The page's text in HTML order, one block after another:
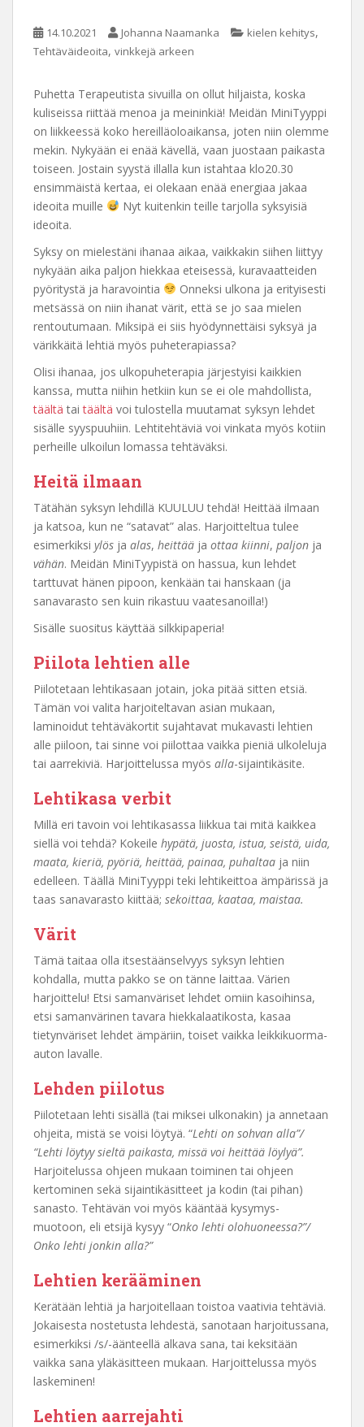
14.10.2021 Johanna Naamanka kielen kehitys,
Tehtäväideoita, vinkkejä arkeen
Puhetta Terapeutista sivuilla on ollut hiljaista, koska
kuliseissa riittää menoa ja meininkiä! Meidän MiniTyyppi
on liikkeessä koko hereilläoloaikansa, joten niin olemme
mekin. Nykyään ei enää kävellä, vaan juostaan paikasta
toiseen. Jostain syystä illalla kun istahtaa klo20.30
ensimmäistä kertaa, ei olekaan enää energiaa jakaa
ideoita muille
Nyt kuitenkin teille tarjolla syksyisiä
ideoita.
Syksy on mielestäni ihanaa aikaa, vaikkakin siihen liittyy
nykyään aika paljon hiekkaa eteisessä, kuravaatteiden
pyöritystä ja haravointia
Onneksi ulkona ja erityisesti
metsässä on niin ihanat värit, että se jo saa mielen
rentoutumaan. Miksipä ei siis hyödynnettäisi syksyä ja
värikkäitä lehtiä myös puheterapiassa?
Olisi ihanaa, jos ulkopuheterapia järjestyisi kaikkien
kanssa, mutta niihin hetkiin kun se ei ole mahdollista,
täältä taitäältä voi tulostella muutamat syksyn lehdet
sisälle syyspuuhiin. Lehtitehtäviä voi vinkata myös kotiin
perheille ulkoilun lomassa tehtäväksi.
Heitä ilmaan
Tätähän syksyn lehdillä KUULUU tehdä! Heittää ilmaan
ja katsoa, kun ne “satavat” alas. Harjoitteltua tulee
esimerkiksi ylös ja alas, heittää ja ottaa kiinni, paljon ja
vähän. Meidän MiniTyypistä on hassua, kun lehdet
tarttuvat hänen pipoon, kenkään tai hanskaan (ja
sanavarasto sen kuin rikastuu vaatesanoilla!)
Sisälle suositus käyttää silkkipaperia!
Piilota lehtien alle
Piilotetaan lehtikasaan jotain, joka pitää sitten etsiä.
Tämän voi valita harjoiteltavan asian mukaan,
laminoidut tehtäväkortit sujahtavat mukavasti lehtien
alle piiloon, tai sinne voi piilottaa vaikka pieniä ulkoleluja
tai aarrekiviä. Harjoittelussa myös alla-sijaintikäsite.
Lehtikasa verbit
Millä eri tavoin voi lehtikasassa liikkua tai mitä kaikkea
siellä voi tehdä? Kokeile hypätä, juosta, istua, seistä, uida,
maata, kieriä, pyöriä, heittää, painaa, puhaltaa ja niin
edelleen. Täällä MiniTyyppi teki lehtikeittoa ämpärissä ja
taas sanavarasto kiittää; sekoittaa, kaataa, maistaa.
Värit
Tämä taitaa olla itsestäänselvyys syksyn lehtien
kohdalla, mutta pakko se on tänne laittaa. Värien
harjoittelu! Etsi samanväriset lehdet omiin kasoihinsa,
etsi samanvärinen tavara hiekkalaatikosta, kasaa
tietynväriset lehdet ämpäriin, toiset vaikka leikkikuorma-
auton lavalle.
Lehden piilotus
Piilotetaan lehti sisällä (tai miksei ulkonakin) ja annetaan
ohjeita, mistä se voisi löytyä. “Lehti on sohvan alla”/
“Lehti löytyy sieltä paikasta, missä voi heittää löylyä”.
Harjoitelussa ohjeen mukaan toiminen tai ohjeen
kertominen sekä sijaintikäsitteet ja kodin (tai pihan)
sanasto. Tehtävän voi myös kääntää kysymys-
muotoon, eli etsijä kysyy “Onko lehti olohuoneessa?”/
Onko lehti jonkin alla?”
Lehtien kerääminen
Kerätään lehtiä ja harjoitellaan toistoa vaativia tehtäviä.
Jokaisesta nostetusta lehdestä, sanotaan harjoitussana,
esimerkiksi /s/-äänteellä alkava sana, tai keksitään
vaikka sana yläkäsitteen mukaan. Harjoittelussa myös
laskeminen!
Lehtien aarrejahti